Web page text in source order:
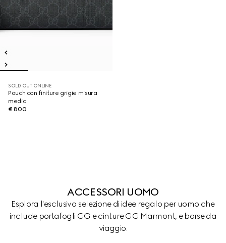
SOLD OUT ONLINE
Pouch con finiture grigie misura
media
€ 800
ACCESSORI UOMO
Esplora l'esclusiva selezione di idee regalo per uomo che
include portafogli GG e cinture GG Marmont, e borse da
viaggio.